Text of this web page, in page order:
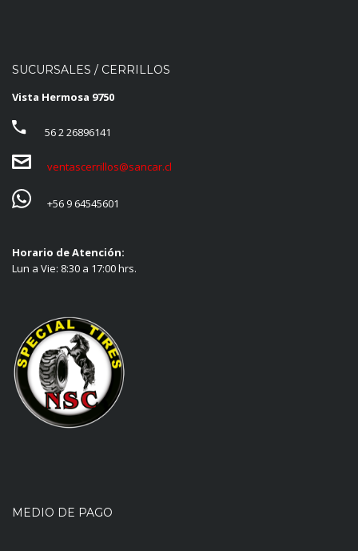
SUCURSALES / CERRILLOS
Vista Hermosa 9750
56 2 26896141
ventascerrillos@sancar.cl
+56 9 64545601
Horario de Atención:
Lun a Vie: 8:30 a 17:00 hrs.
MEDIO DE PAGO